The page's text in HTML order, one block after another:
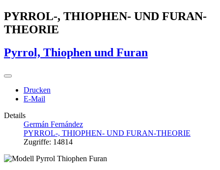
PYRROL-, THIOPHEN- UND FURAN-
THEORIE
Pyrrol, Thiophen und Furan
Drucken
E-Mail
Details
Germán Fernández
PYRROL-, THIOPHEN- UND FURAN-THEORIE
Zugriffe: 14814